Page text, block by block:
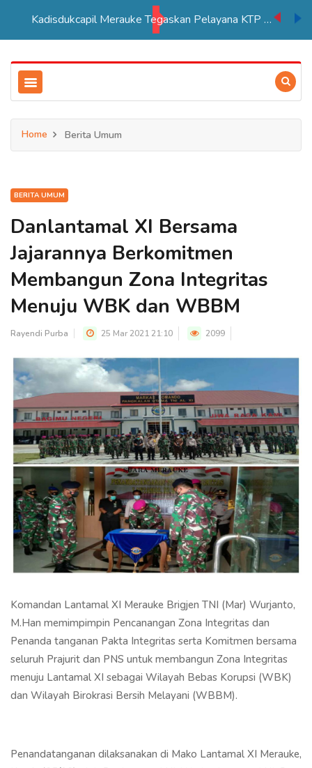
Kadisdukcapil Merauke Tegaskan Pelayana KTP Sesuai SOP
Home Berita Umum
BERITA UMUM
Danlantamal XI Bersama
Jajarannya Berkomitmen
Membangun Zona Integritas
Menuju WBK dan WBBM
Rayendi Purba 25 Mar 2021 21:10 2099
Komandan Lantamal XI Merauke Brigjen TNI (Mar) Wurjanto,
M.Han memimpimpin Pencanangan Zona Integritas dan
Penanda tanganan Pakta Integritas serta Komitmen bersama
seluruh Prajurit dan PNS untuk membangun Zona Integritas
menuju Lantamal XI sebagai Wilayah Bebas Korupsi (WBK)
dan Wilayah Birokrasi Bersih Melayani (WBBM).
Penandatanganan dilaksanakan di Mako Lantamal XI Merauke,